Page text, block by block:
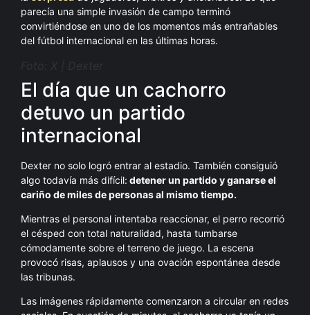
parecía una simple invasión de campo terminó
convirtiéndose en uno de los momentos más entrañables
del fútbol internacional en las últimas horas.
Foto: X | Dexter
El día que un cachorro
detuvo un partido
internacional
Dexter no solo logró entrar al estadio. También consiguió
algo todavía más difícil: detener un partido y ganarse el
cariño de miles de personas al mismo tiempo.
Mientras el personal intentaba reaccionar, el perro recorrió
el césped con total naturalidad, hasta tumbarse
cómodamente sobre el terreno de juego. La escena
provocó risas, aplausos y una ovación espontánea desde
las tribunas.
Las imágenes rápidamente comenzaron a circular en redes